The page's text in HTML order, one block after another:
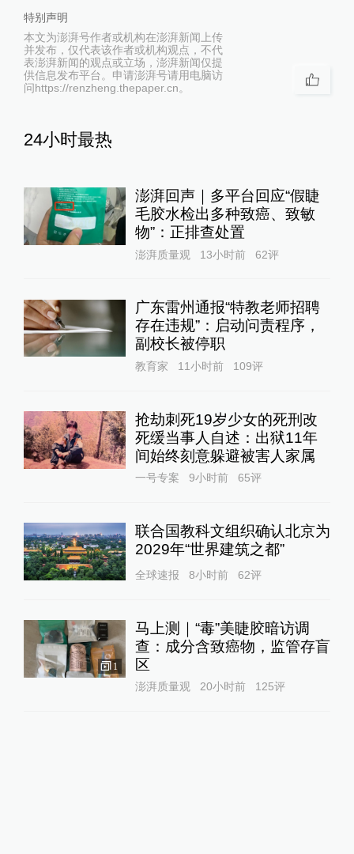
特别声明
本文为澎湃号作者或机构在澎湃新闻上传
并发布，仅代表该作者或机构观点，不代
表澎湃新闻的观点或立场，澎湃新闻仅提
供信息发布平台。申请澎湃号请用电脑访
问https://renzheng.thepaper.cn。
24小时最热
澎湃回声｜多平台回应“假睫
毛胶水检出多种致癌、致敏
物”：正排查处置
澎湃质量观 13小时前 62评
广东雷州通报“特教老师招聘
存在违规”：启动问责程序，
副校长被停职
教育家 11小时前 109评
抢劫刺死19岁少女的死刑改
死缓当事人自述：出狱11年
间始终刻意躲避被害人家属
一号专案 9小时前 65评
联合国教科文组织确认北京为
2029年“世界建筑之都”
全球速报 8小时前 62评
1
马上测｜“毒”美睫胶暗访调
查：成分含致癌物，监管存盲
区
澎湃质量观 20小时前 125评